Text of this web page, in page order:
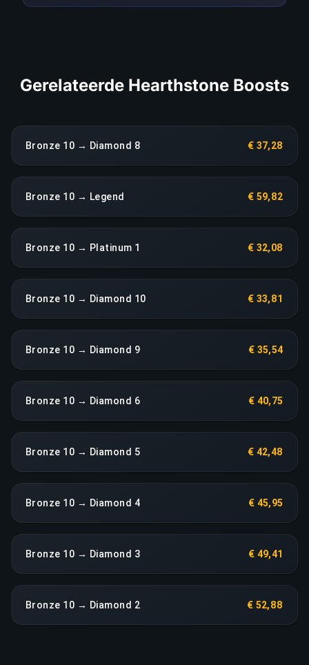
Gerelateerde Hearthstone Boosts
Bronze 10 → Diamond 8 € 37,28
Bronze 10 → Legend € 59,82
Bronze 10 → Platinum 1 € 32,08
Bronze 10 → Diamond 10 € 33,81
Bronze 10 → Diamond 9 € 35,54
Bronze 10 → Diamond 6 € 40,75
Bronze 10 → Diamond 5 € 42,48
Bronze 10 → Diamond 4 € 45,95
Bronze 10 → Diamond 3 € 49,41
Bronze 10 → Diamond 2 € 52,88